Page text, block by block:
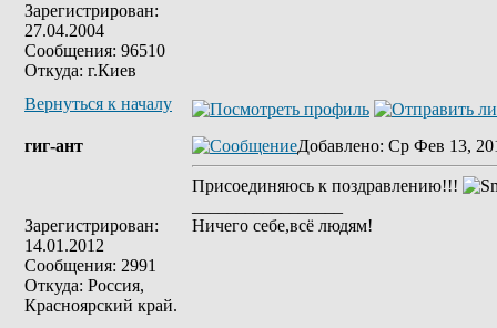
Зарегистрирован:
27.04.2004
Сообщения: 96510
Откуда: г.Киев
Вернуться к началу
гиг-ант
Зарегистрирован:
14.01.2012
Сообщения: 2991
Откуда: Россия,
Красноярский край.
Добавлено: Ср Фев 13,
Присоединяюсь к поздравлению!!!
Ничего себе,всё людям!